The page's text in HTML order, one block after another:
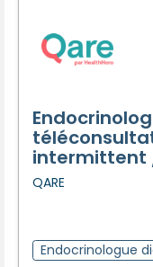
intermittent
QARE
Endocrinologue